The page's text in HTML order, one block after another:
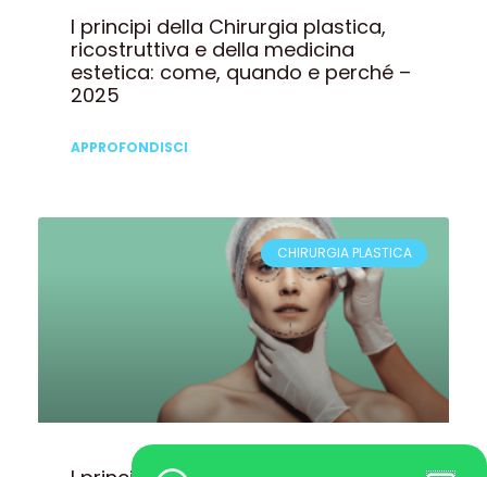
I principi della Chirurgia plastica,
ricostruttiva e della medicina
estetica: come, quando e perché –
2025
APPROFONDISCI
CHIRURGIA PLASTICA